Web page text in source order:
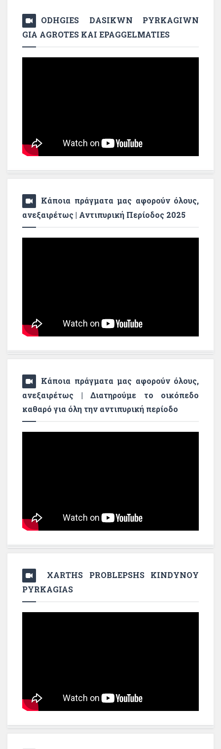
ODHGIES DASIKWN PYRKAGIWN
GIA AGROTES KAI EPAGGELMATIES
Κάποια πράγματα μας αφορούν όλους,
ανεξαιρέτως | Αντιπυρική Περίοδος 2025
Κάποια πράγματα μας αφορούν όλους,
ανεξαιρέτως | Διατηρούμε το οικόπεδο
καθαρό για όλη την αντιπυρική περίοδο
XARTHS PROBLEPSHS KINDYNOY
PYRKAGIAS